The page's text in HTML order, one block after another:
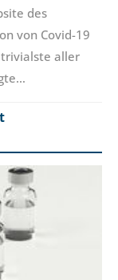
des
von Covid-19
trivialste aller